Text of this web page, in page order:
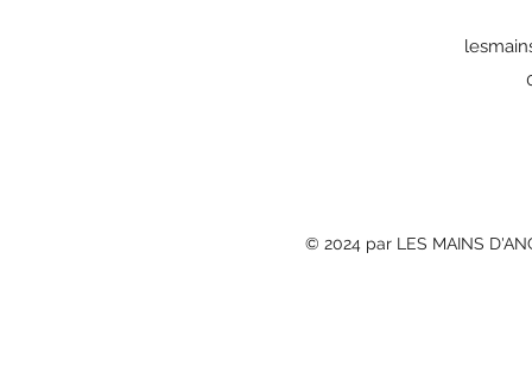
© 2024 par LES MAINS